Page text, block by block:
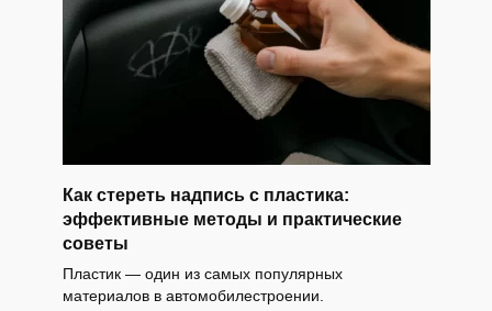
Как стереть надпись с пластика:
эффективные методы и практические
советы
Пластик — один из самых популярных
материалов в автомобилестроении.